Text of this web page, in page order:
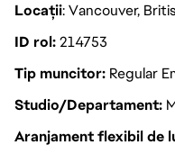
Locații: Vancouver,
ID rol214753
Tip muncitor Regular
Studio/Departament
Aranjament flexibil de